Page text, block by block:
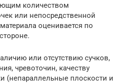
количеством
или непосредственной
оценивается по
или отсутствию сучков,
чревоточин, качеству
(непараллельные плоскости и